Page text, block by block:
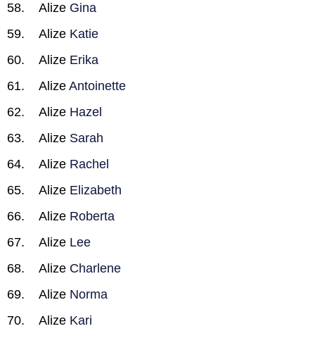
Alize Gina
Alize Katie
Alize Erika
Alize Antoinette
Alize Hazel
Alize Sarah
Alize Rachel
Alize Elizabeth
Alize Roberta
Alize Lee
Alize Charlene
Alize Norma
Alize Kari